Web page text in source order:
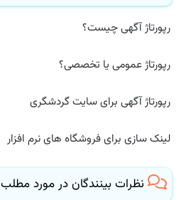
رپورتاژ آگهی چیست؟
رپورتاژ عمومی یا تخصصی؟
رپورتاژ آگهی برای سایت گردشگری
لینک سازی برای فروشگاه های نرم افزار
نظرات بینندگان در مورد مطلب